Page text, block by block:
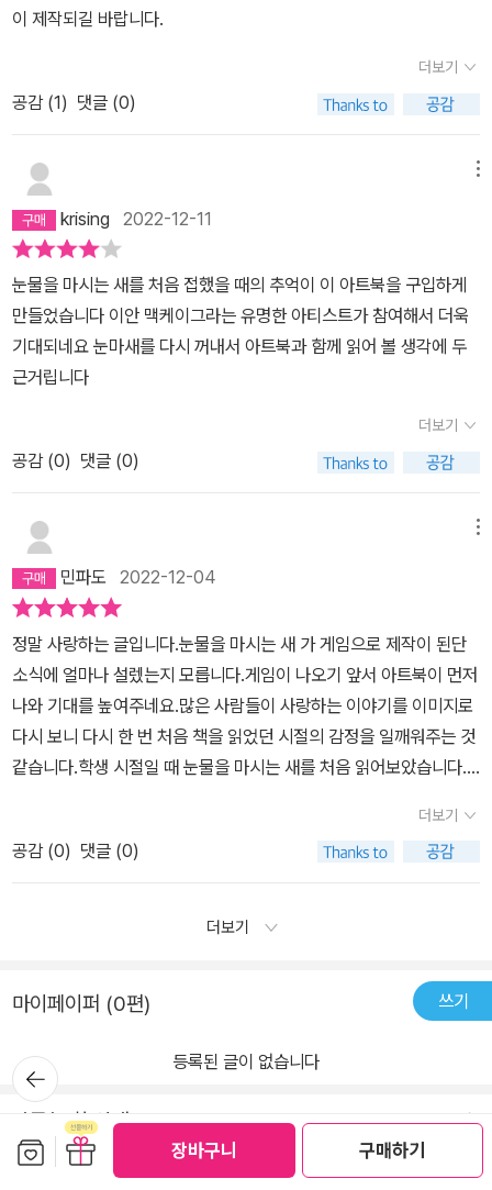
장바구니 구매하기
이 제작되길 바랍니다.
더보기
공감 (1) 댓글 (0)
krising 2022-12-11
눈물을 마시는 새를 처음 접했을 때의 추억이 이 아트북을 구입하게
만들었습니다 이안 맥케이그라는 유명한 아티스트가 참여해서 더욱
기대되네요 눈마새를 다시 꺼내서 아트북과 함께 읽어 볼 생각에 두
근거립니다
더보기
공감 (0) 댓글 (0)
민파도 2022-12-04
정말 사랑하는 글입니다.눈물을 마시는 새 가 게임으로 제작이 된단
소식에 얼마나 설렜는지 모릅니다.게임이 나오기 앞서 아트북이 먼저
나와 기대를 높여주네요.많은 사람들이 사랑하는 이야기를 이미지로
다시 보니 다시 한 번 처음 책을 읽었던 시절의 감정을 일깨워주는 것
같습니다.학생 시절일 때 눈물을 마시는 새를 처음 읽어보았습니다.
료되어 한 글자 한 글자 곱씹으며 읽었습니다. 몇 안 되는 행복한 시절
이었던 것 같습니다. 개인이 상상했던 이미지와 아트북의 이미지는
어느정도 차이가 있을 수 있지만 다시 이야기를 읽고 상상할 수 있어
새로운 행복이 있는 것 같습니다. 많은 좋은 작가님들이 이 이야기를
지 시간이 많이 남았으니 이야기를 다시 읽어보며 기다리겠습니
다. 이영도 작가님과 게임 관계자 님, 아트 작가님들께 감사드립니다.
더보기
공감 (0) 댓글 (0)
더보기
마이페이퍼 (0편) 쓰기
등록된 글이 없습니다
반품/교환 안내
뒤로가
기